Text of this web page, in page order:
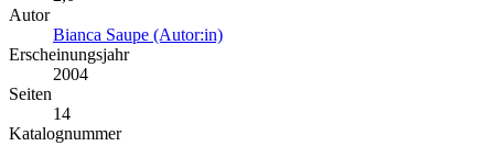
Autor
Bianca Saupe (Autor:in)
Erscheinungsjahr
2004
Seiten
14
Katalognummer